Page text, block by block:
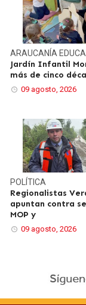
ARAUCANÍA
Jardín Infantil
más de cinco
09 agosto, 2026
POLÍTICA
Regionalistas
apuntan contra
MOP y
09 agosto, 2026